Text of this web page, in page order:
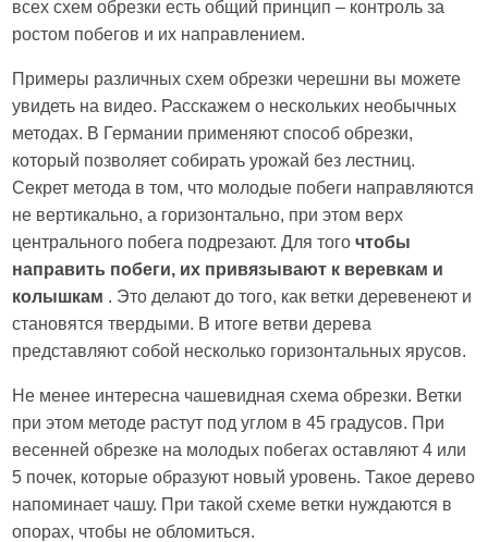
всех схем обрезки есть общий принцип – контроль за
ростом побегов и их направлением.
Примеры различных схем обрезки черешни вы можете
увидеть на видео. Расскажем о нескольких необычных
методах. В Германии применяют способ обрезки,
который позволяет собирать урожай без лестниц.
Секрет метода в том, что молодые побеги направляются
не вертикально, а горизонтально, при этом верх
центрального побега подрезают. Для тогочтобы
направить побеги, их привязывают к веревкам и
колышкам . Это делают до того, как ветки деревенеют и
становятся твердыми. В итоге ветви дерева
представляют собой несколько горизонтальных ярусов.
Не менее интересна чашевидная схема обрезки. Ветки
при этом методе растут под углом в 45 градусов. При
весенней обрезке на молодых побегах оставляют 4 или
5 почек, которые образуют новый уровень. Такое дерево
напоминает чашу. При такой схеме ветки нуждаются в
опорах, чтобы не обломиться.